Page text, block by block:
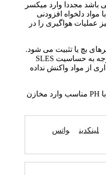
مجددا وارد میکسر
مواد دلخواه افزودنی
عملیات هواگیری را در
بچ یا تثبیت می شود.
فرایند میکسینگ در این مرحله با توجه به حساسیت SLES
از مواد واکنش نداده
در نهایت SLES خنثی شده و پایدار با PH مناسب وارد مخازن
لینکدین
واتس